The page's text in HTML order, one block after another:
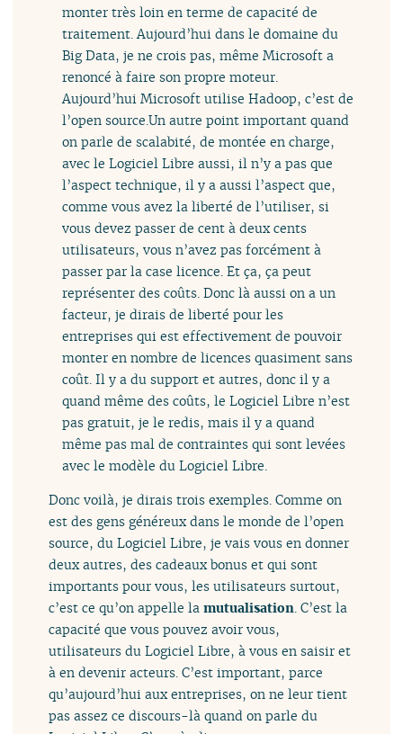
monter très loin en terme de capacité de
traitement. Aujourd’hui dans le domaine du
Big Data, je ne crois pas, même Microsoft a
renoncé à faire son propre moteur.
Aujourd’hui Microsoft utilise Hadoop, c’est de
l’open source.Un autre point important quand
on parle de scalabité, de montée en charge,
avec le Logiciel Libre aussi, il n’y a pas que
l’aspect technique, il y a aussi l’aspect que,
comme vous avez la liberté de l’utiliser, si
vous devez passer de cent à deux cents
utilisateurs, vous n’avez pas forcément à
passer par la case licence. Et ça, ça peut
représenter des coûts. Donc là aussi on a un
facteur, je dirais de liberté pour les
entreprises qui est effectivement de pouvoir
monter en nombre de licences quasiment sans
coût. Il y a du support et autres, donc il y a
quand même des coûts, le Logiciel Libre n’est
pas gratuit, je le redis, mais il y a quand
même pas mal de contraintes qui sont levées
avec le modèle du Logiciel Libre.
Donc voilà, je dirais trois exemples. Comme on
est des gens généreux dans le monde de l’open
source, du Logiciel Libre, je vais vous en donner
deux autres, des cadeaux bonus et qui sont
importants pour vous, les utilisateurs surtout,
c’est ce qu’on appelle lamutualisation. C’est la
capacité que vous pouvez avoir vous,
utilisateurs du Logiciel Libre, à vous en saisir et
à en devenir acteurs. C’est important, parce
qu’aujourd’hui aux entreprises, on ne leur tient
pas assez ce discours-là quand on parle du